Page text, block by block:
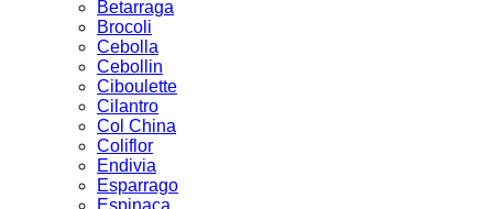
Betarraga
Brocoli
Cebolla
Cebollin
Ciboulette
Cilantro
Col China
Coliflor
Endivia
Esparrago
Espinaca